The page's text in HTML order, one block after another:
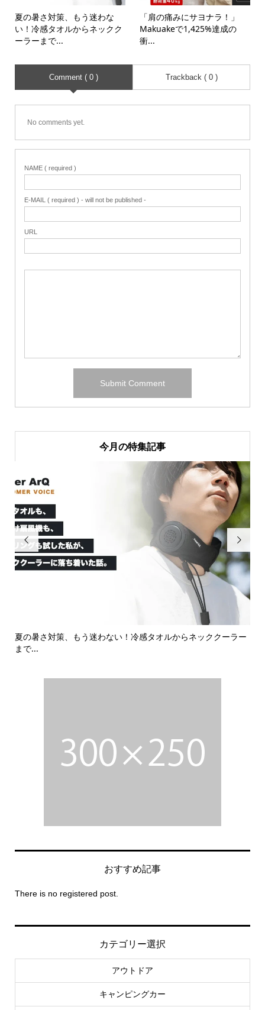
夏の暑さ対策、もう迷わな
い！冷感タオルからネックク
ーラーまで...
「肩の痛みにサヨナラ！」
Makuakeで1,425%達成の
衝...
Comment ( 0 ) Trackback ( 0 )
No comments yet.
NAME ( required )
E-MAIL ( required ) - will not be published -
URL
今月の特集記事

北相木村「長者の森」が大人気！愛犬と快適に過ごせる進化系
アウ...

おすすめ記事
There is no registered post.
カテゴリー選択
アウトドア
キャンピングカー